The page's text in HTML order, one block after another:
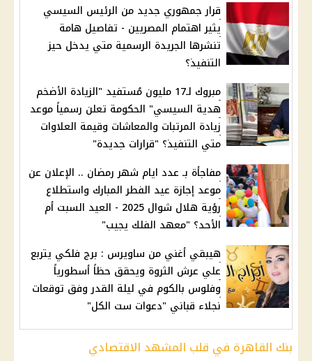
قرار جمهوري جديد من الرئيس السيسي
يثير اهتمام المصريين - تفاصيل هامة
تنشرها الجريدة الرسمية متي يدخل حيز
التنفيذ؟
مبروك لـ17 مليون مُستفيد "الزيادة الأضخم
هدية السيسي" الحكومة تعلن رسمياً موعد
زيادة المرتبات والمعاشات وقيمة العلاوات
متي التنفيذ؟ "قرارات جديدة"
مفاجأة بـ عدد ايام شهر رمضان .. الإعلان عن
موعد إجازة عيد الفطر المبارك واستطلاع
رؤية هلال شوال 2025 - العيد السبت أم
الأحد؟ "معهد الفلك يجيب"
هيبقي أغني من ساويرس : برج فلكي يتربع
علي عرش الثروة ويحقق حظاً أسطورياً
وفلوس بالكوم في ليلة القدر وفق توقعات
نجلاء قباني "دعوات ست الكل"
بنك القاهرة في قلب المشهد الاقتصادي